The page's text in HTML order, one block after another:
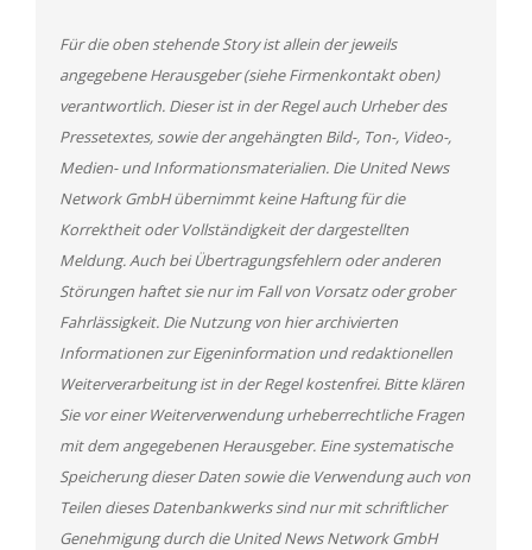
Für die oben stehende Story ist allein der jeweils
angegebene Herausgeber (siehe Firmenkontakt oben)
verantwortlich. Dieser ist in der Regel auch Urheber des
Pressetextes, sowie der angehängten Bild-, Ton-, Video-,
Medien- und Informationsmaterialien. Die United News
Network GmbH übernimmt keine Haftung für die
Korrektheit oder Vollständigkeit der dargestellten
Meldung. Auch bei Übertragungsfehlern oder anderen
Störungen haftet sie nur im Fall von Vorsatz oder grober
Fahrlässigkeit. Die Nutzung von hier archivierten
Informationen zur Eigeninformation und redaktionellen
Weiterverarbeitung ist in der Regel kostenfrei. Bitte klären
Sie vor einer Weiterverwendung urheberrechtliche Fragen
mit dem angegebenen Herausgeber. Eine systematische
Speicherung dieser Daten sowie die Verwendung auch von
Teilen dieses Datenbankwerks sind nur mit schriftlicher
Genehmigung durch die United News Network GmbH